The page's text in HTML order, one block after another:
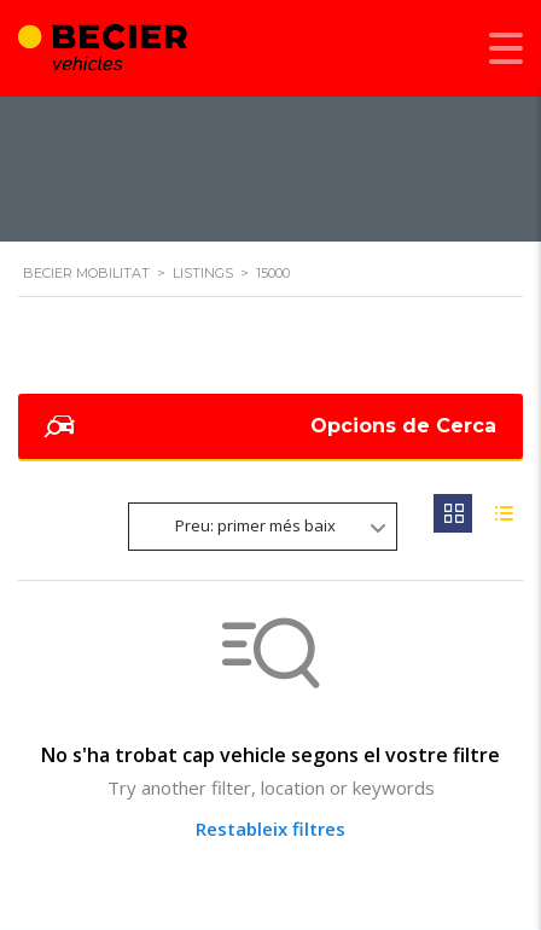
BECIER MOBILITAT > LISTINGS > 15000
Opcions de Cerca
Preu: primer més baix
No s'ha trobat cap vehicle segons el vostre filtre
Try another filter, location or keywords
Restableix filtres